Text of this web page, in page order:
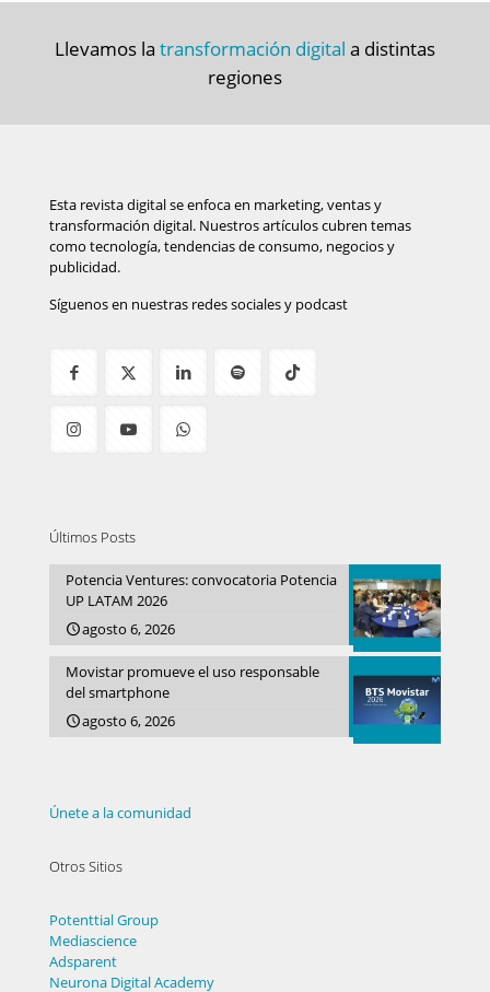
Llevamos la transformación digital a distintas
regiones
Esta revista digital se enfoca en marketing, ventas y
transformación digital. Nuestros artículos cubren temas
como tecnología, tendencias de consumo, negocios y
publicidad.
Síguenos en nuestras redes sociales y podcast
Últimos Posts
Potencia Ventures: convocatoria Potencia
UP LATAM 2026
agosto 6, 2026
Movistar promueve el uso responsable
del smartphone
agosto 6, 2026
Únete a la comunidad
Otros Sitios
Potenttial Group
Mediascience
Adsparent
Neurona Digital Academy